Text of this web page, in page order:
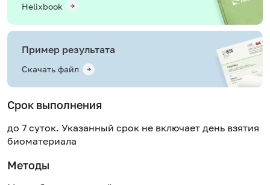
Helixbook
Пример результата
Скачать файл
Срок выполнения
до 7 суток. Указанный срок не включает день взятия
биоматериала
Методы